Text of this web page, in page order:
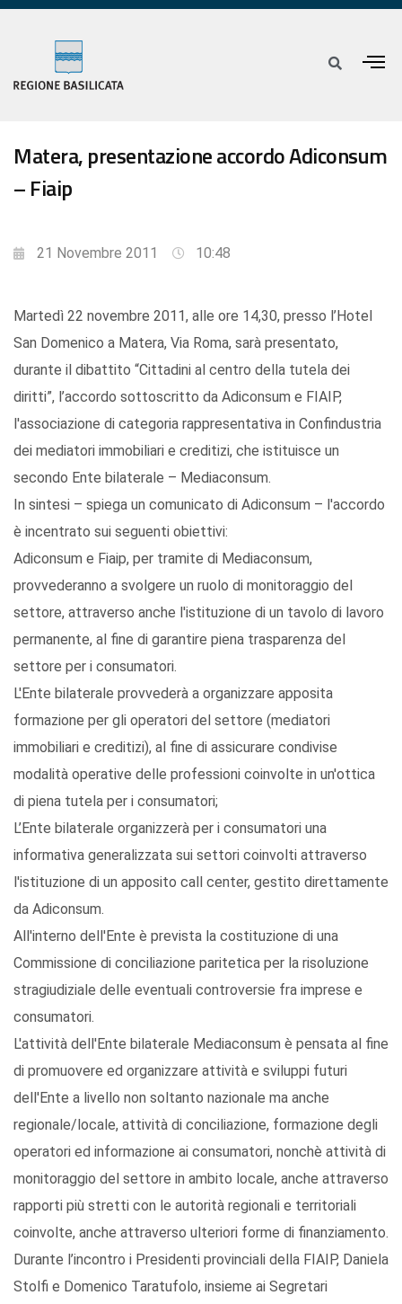
Matera, presentazione accordo Adiconsum
– Fiaip
21 Novembre 2011 10:48
Martedì 22 novembre 2011, alle ore 14,30, presso l’Hotel
San Domenico a Matera, Via Roma, sarà presentato,
durante il dibattito “Cittadini al centro della tutela dei
diritti”, l’accordo sottoscritto da Adiconsum e FIAIP,
l'associazione di categoria rappresentativa in Confindustria
dei mediatori immobiliari e creditizi, che istituisce un
secondo Ente bilaterale – Mediaconsum.
In sintesi – spiega un comunicato di Adiconsum – l'accordo
è incentrato sui seguenti obiettivi:
Adiconsum e Fiaip, per tramite di Mediaconsum,
provvederanno a svolgere un ruolo di monitoraggio del
settore, attraverso anche l'istituzione di un tavolo di lavoro
permanente, al fine di garantire piena trasparenza del
settore per i consumatori.
L'Ente bilaterale provvederà a organizzare apposita
formazione per gli operatori del settore (mediatori
immobiliari e creditizi), al fine di assicurare condivise
modalità operative delle professioni coinvolte in un'ottica
di piena tutela per i consumatori;
L’Ente bilaterale organizzerà per i consumatori una
informativa generalizzata sui settori coinvolti attraverso
l'istituzione di un apposito call center, gestito direttamente
da Adiconsum.
All'interno dell'Ente è prevista la costituzione di una
Commissione di conciliazione paritetica per la risoluzione
stragiudiziale delle eventuali controversie fra imprese e
consumatori.
L'attività dell'Ente bilaterale Mediaconsum è pensata al fine
di promuovere ed organizzare attività e sviluppi futuri
dell'Ente a livello non soltanto nazionale ma anche
regionale/locale, attività di conciliazione, formazione degli
operatori ed informazione ai consumatori, nonchè attività di
monitoraggio del settore in ambito locale, anche attraverso
rapporti più stretti con le autorità regionali e territoriali
coinvolte, anche attraverso ulteriori forme di finanziamento.
Durante l’incontro i Presidenti provinciali della FIAIP, Daniela
Stolfi e Domenico Taratufolo, insieme ai Segretari